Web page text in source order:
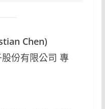
Chen)
份有限公司 專